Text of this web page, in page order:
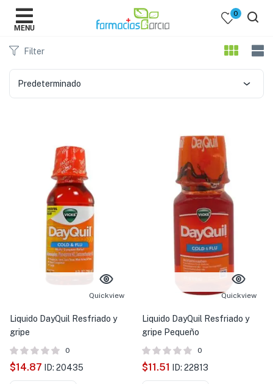
MENU
0
Filter
Predeterminado
Quickview
Liquido DayQuil Resfriado y
gripe
0
$14.87 ID: 20435
Quickview
Liquido DayQuil Resfriado y
gripe Pequeño
0
$11.51 ID: 22813